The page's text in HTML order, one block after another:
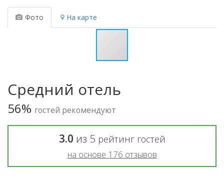
Фото На карте
Средний отель
56% гостей рекомендуют
3.0 из 5 рейтинг гостей
на основе 176 отзывов